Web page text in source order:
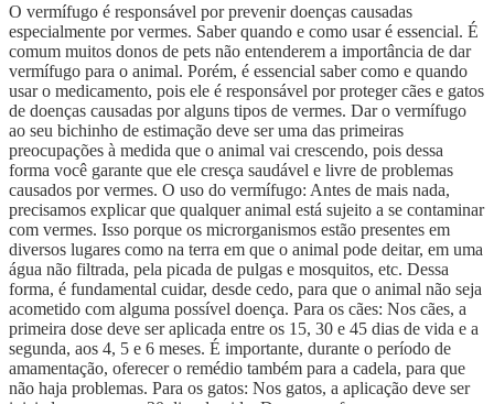
O vermífugo é responsável por prevenir doenças causadas
especialmente por vermes. Saber quando e como usar é essencial. É
comum muitos donos de pets não entenderem a importância de dar
vermífugo para o animal. Porém, é essencial saber como e quando
usar o medicamento, pois ele é responsável por proteger cães e gatos
de doenças causadas por alguns tipos de vermes. Dar o vermífugo
ao seu bichinho de estimação deve ser uma das primeiras
preocupações à medida que o animal vai crescendo, pois dessa
forma você garante que ele cresça saudável e livre de problemas
causados por vermes. O uso do vermífugo: Antes de mais nada,
precisamos explicar que qualquer animal está sujeito a se contaminar
com vermes. Isso porque os microrganismos estão presentes em
diversos lugares como na terra em que o animal pode deitar, em uma
água não filtrada, pela picada de pulgas e mosquitos, etc. Dessa
forma, é fundamental cuidar, desde cedo, para que o animal não seja
acometido com alguma possível doença. Para os cães: Nos cães, a
primeira dose deve ser aplicada entre os 15, 30 e 45 dias de vida e a
segunda, aos 4, 5 e 6 meses. É importante, durante o período de
amamentação, oferecer o remédio também para a cadela, para que
não haja problemas. Para os gatos: Nos gatos, a aplicação deve ser